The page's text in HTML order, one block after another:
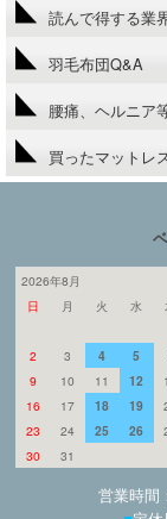
読んで得する業
羽毛布団Q&A
腰痛、ヘルニア
買ったマットレ
2026年8月
日
月 火 水
2
3 4 5
9
10 11 12
16
17 18 19
23
24 25 26
30
31
営業時間